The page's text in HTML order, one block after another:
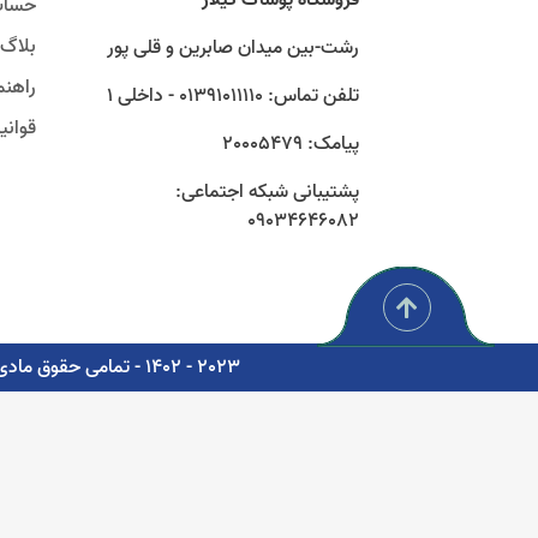
رشت-بین میدان صابرین و قلی پور
تلفن تماس: 01391011110 - داخلی 1
پیامک: 20005479
پشتیبانی شبکه اجتماعی:
09034646082
بلاگ
2023 - 1402 - تمامی حقوق مادی و معنوی برای شرکت پوشاک سبز گستر گیلار محفوظ است. - مشاوره، پشتیبانی و طراحی اتوماسیون دیجیتال: